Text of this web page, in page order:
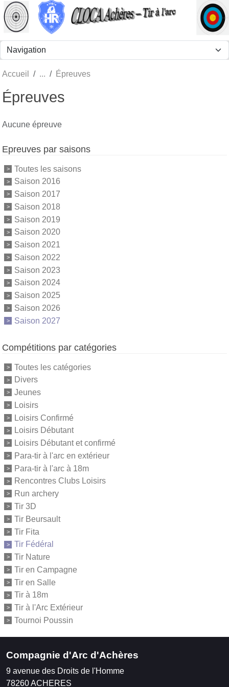
Accueil Épreuves
Épreuves
Aucune épreuve
Epreuves par saisons
Toutes les saisons
Saison 2016
Saison 2017
Saison 2018
Saison 2019
Saison 2020
Saison 2021
Saison 2022
Saison 2023
Saison 2024
Saison 2025
Saison 2026
Saison 2027
Compétitions par catégories
Toutes les catégories
Divers
Jeunes
Loisirs
Loisirs Confirmé
Loisirs Débutant
Loisirs Débutant et confirmé
Para-tir à l'arc en extérieur
Para-tir à l'arc à 18m
Rencontres Clubs Loisirs
Run archery
Tir 3D
Tir Beursault
Tir Fita
Tir Fédéral
Tir Nature
Tir en Campagne
Tir en Salle
Tir à 18m
Tir à l'Arc Extérieur
Tournoi Poussin
Compagnie d'Arc d'Achères
9 avenue des Droits de l'Homme
78260ACHERES
Panneau de gestion des cookies